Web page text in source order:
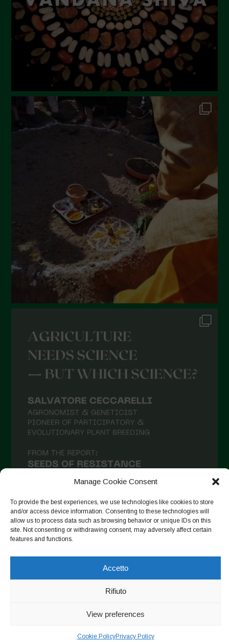
Manage Cookie Consent
To provide the best experiences, we use technologies like cookies to store
and/or access device information. Consenting to these technologies will
allow us to process data such as browsing behavior or unique IDs on this
site. Not consenting or withdrawing consent, may adversely affect certain
features and functions.
Accetto
Rifiuto
View preferences
Cookie PolicyPrivacy Policy
Aprile 2023
Marzo 2023
Febbraio 2023
Dicembre 2022
Novembre 2022
Ottobre 2022
Settembre 2022
Aprile 2022
Marzo 2022
Febbraio 2022
Gennaio 2022
Dicembre 2021
Novembre 2021
Settembre 2021
Agosto 2021
Luglio 2021
Aprile 2021
Febbraio 2021
Novembre 2020
Ottobre 2020 Segui su Instagram
Copyright © 2026. All rights reserved.Privacy Policy-